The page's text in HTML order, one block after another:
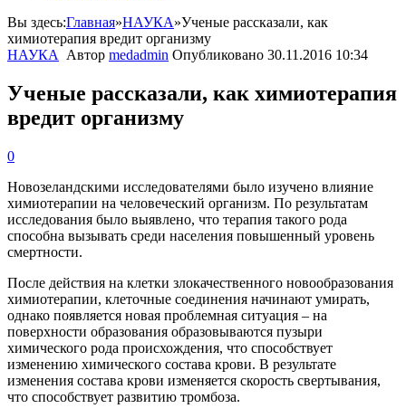
Вы здесь:Главная»НАУКА»Ученые рассказали, как
химиотерапия вредит организму
НАУКА
Автор medadmin Опубликовано 30.11.2016 10:34
Ученые рассказали, как химиотерапия
вредит организму
0
Новозеландскими исследователями было изучено влияние
химиотерапии на человеческий организм. По результатам
исследования было выявлено, что терапия такого рода
способна вызывать среди населения повышенный уровень
смертности.
После действия на клетки злокачественного новообразования
химиотерапии, клеточные соединения начинают умирать,
однако появляется новая проблемная ситуация – на
поверхности образования образовываются пузыри
химического рода происхождения, что способствует
изменению химического состава крови. В результате
изменения состава крови изменяется скорость свертывания,
что способствует развитию тромбоза.